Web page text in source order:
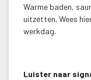
Warme baden,
uitzetten. Wees
werkdag.
Luister naar